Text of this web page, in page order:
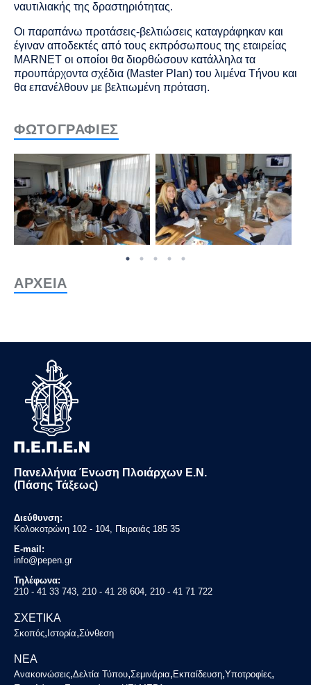
ναυτιλιακής της δραστηριότητας.
Οι παραπάνω προτάσεις-βελτιώσεις καταγράφηκαν και
έγιναν αποδεκτές από τους εκπρόσωπους της εταιρείας
MARNET οι οποίοι θα διορθώσουν κατάλληλα τα
προυπάρχοντα σχέδια (Master Plan) του λιμένα Τήνου και
θα επανέλθουν με βελτιωμένη πρόταση.
ΦΩΤΟΓΡΑΦΙΕΣ
ΑΡΧΕΙΑ
Πανελλήνια Ένωση Πλοιάρχων Ε.Ν.
(Πάσης Τάξεως)
Διεύθυνση:
Κολοκοτρώνη 102 - 104, Πειραιάς 185 35
E-mail:
info@pepen.gr
Τηλέφωνα:
210 - 41 33 743, 210 - 41 28 604, 210 - 41 71 722
ΣΧΕΤΙΚΑ
Σκοπός, Ιστορία,Σύνθεση
ΝΕΑ
Ανακοινώσεις,Δελτία Τύπου,Σεμινάρια,Εκπαίδευση,Υποτροφίες,